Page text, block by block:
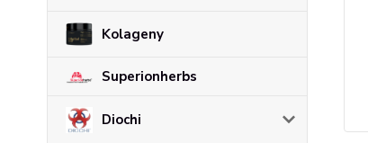
Kolageny
Superionherbs
Diochi